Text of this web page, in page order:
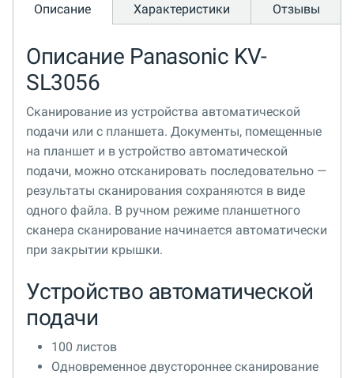
Описание Характеристики Отзывы
Описание Panasonic KV-
SL3056
Сканирование из устройства автоматической
подачи или с планшета. Документы, помещенные
на планшет и в устройство автоматической
подачи, можно отсканировать последовательно —
результаты сканирования сохраняются в виде
одного файла. В ручном режиме планшетного
сканера сканирование начинается автоматически
при закрытии крышки.
Устройство автоматической
подачи
100 листов
Одновременное двустороннее сканирование